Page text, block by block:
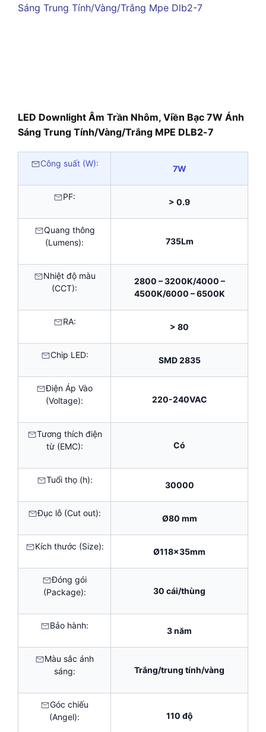
LED Downlight Âm Trần Nhôm, Viền Bạc 7W Ánh
Sáng Trung Tính/Vàng/Trắng MPE DLB2-7
Công suất (W):
7W
PF:
> 0.9
Quang thông
(Lumens):
735Lm
Nhiệt độ màu
(CCT):
2800 – 3200K/4000 –
4500K/6000 – 6500K
RA:
> 80
Chip LED:
SMD 2835
Điện Áp Vào
(Voltage):
220-240VAC
Tương thích điện
từ (EMC):
Có
Tuổi thọ (h):
30000
Đục lỗ (Cut out):
Ø80 mm
Kích thước (Size):
Ø118x35mm
Đóng gói
(Package):
30 cái/thùng
Bảo hành:
3 năm
Màu sắc ánh
sáng:
Trắng/trung tính/vàng
Góc chiếu
(Angel):
110 độ